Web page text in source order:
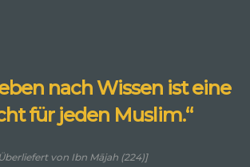
nach Wissen ist eine
für jeden Muslim.“
von Ibn Mājah (224)]